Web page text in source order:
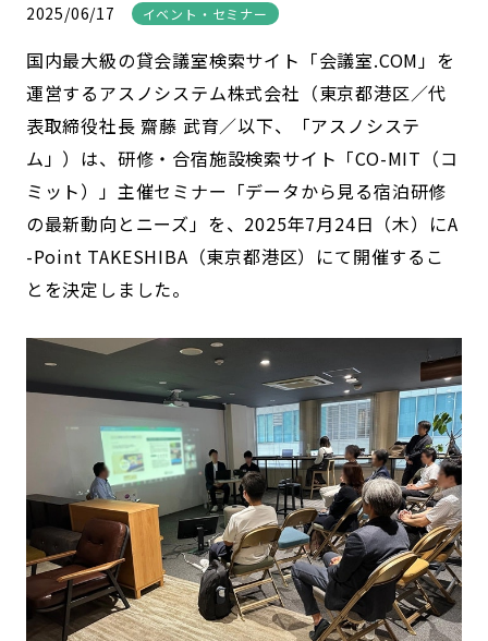
2025/06/17 イベント・セミナー
国内最大級の貸会議室検索サイト「会議室.COM」を
運営するアスノシステム株式会社（東京都港区／代
表取締役社長 齋藤 武育／以下、「アスノシステ
ム」）は、研修・合宿施設検索サイト「CO-MIT（コ
ミット）」主催セミナー「データから見る宿泊研修
の最新動向とニーズ」を、2025年7月24日（木）にA
-Point TAKESHIBA（東京都港区）にて開催するこ
とを決定しました。